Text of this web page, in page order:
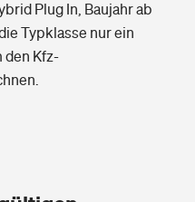
Plug In, Baujahr ab
Typklasse nur ein
den Kfz-